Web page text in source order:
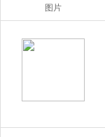
图片